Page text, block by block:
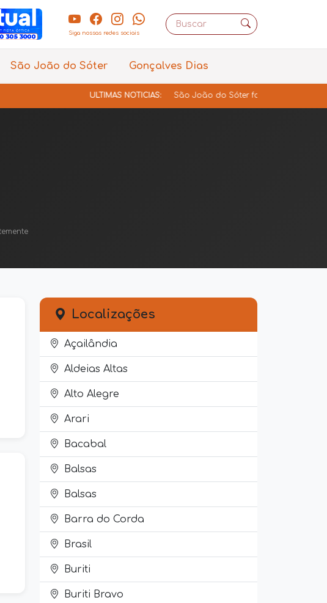
Siga nossas redes sociais
São João do Sóter Gonçalves Dias
ÚLTIMAS NOTÍCIAS: São João do Sóter fortalece gestão
Localizações
Açailândia
Aldeias Altas
Alto Alegre
Arari
Bacabal
Balsas
Balsas
Barra do Corda
Brasil
Buriti
Buriti Bravo